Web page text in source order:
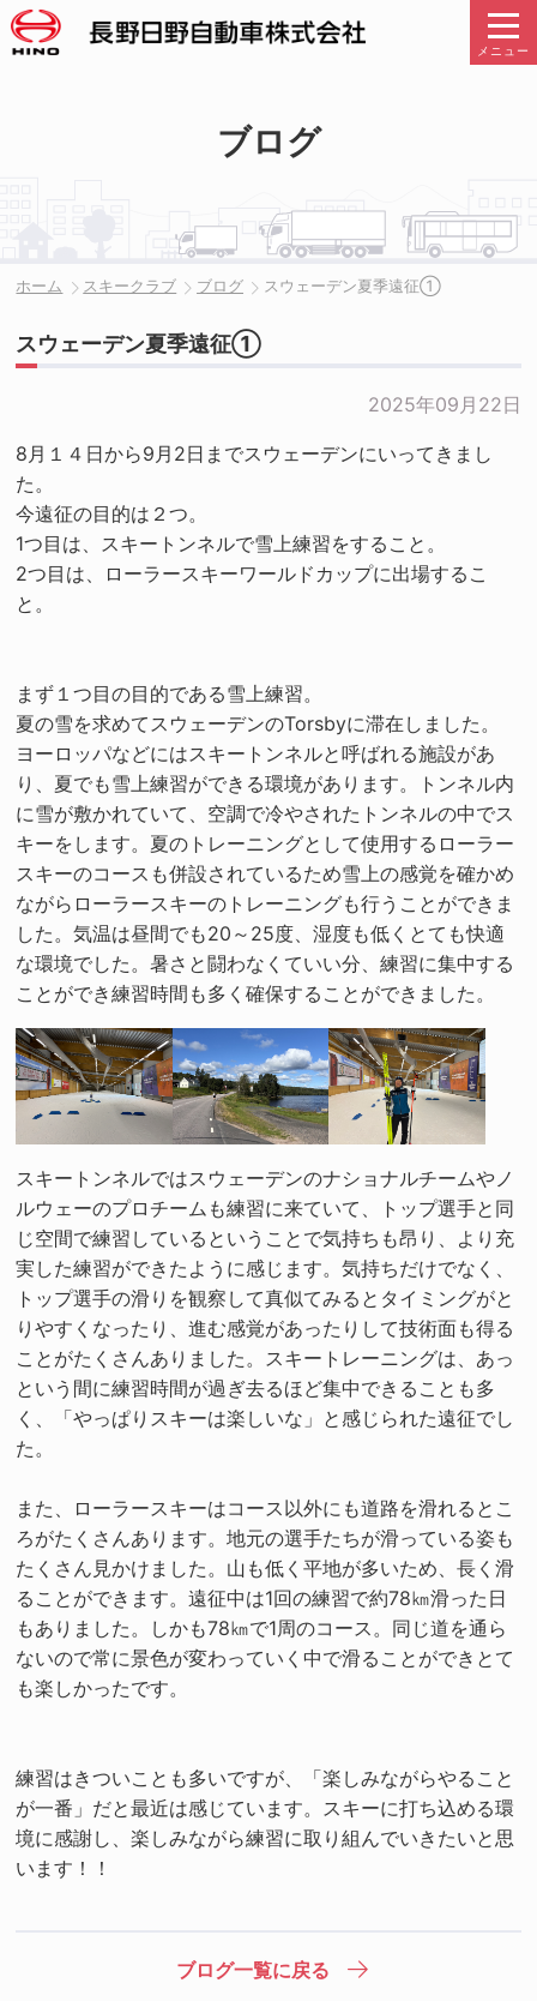
メニュー
ブログ
ホーム スキークラブ ブログ スウェーデン夏季遠征①
スウェーデン夏季遠征①
2025年09月22日
8月１４日から9月2日までスウェーデンにいってきまし
た。
今遠征の目的は２つ。
1つ目は、スキートンネルで雪上練習をすること。
2つ目は、ローラースキーワールドカップに出場するこ
と。
まず１つ目の目的である雪上練習。
夏の雪を求めてスウェーデンのTorsbyに滞在しました。
ヨーロッパなどにはスキートンネルと呼ばれる施設があ
り、夏でも雪上練習ができる環境があります。トンネル内
に雪が敷かれていて、空調で冷やされたトンネルの中でス
キーをします。夏のトレーニングとして使用するローラー
スキーのコースも併設されているため雪上の感覚を確かめ
ながらローラースキーのトレーニングも行うことができま
した。気温は昼間でも20～25度、湿度も低くとても快適
な環境でした。暑さと闘わなくていい分、練習に集中する
ことができ練習時間も多く確保することができました。
スキートンネルではスウェーデンのナショナルチームやノ
ルウェーのプロチームも練習に来ていて、トップ選手と同
じ空間で練習しているということで気持ちも昂り、より充
実した練習ができたように感じます。気持ちだけでなく、
トップ選手の滑りを観察して真似てみるとタイミングがと
りやすくなったり、進む感覚があったりして技術面も得る
ことがたくさんありました。スキートレーニングは、あっ
という間に練習時間が過ぎ去るほど集中できることも多
く、「やっぱりスキーは楽しいな」と感じられた遠征でし
た。
また、ローラースキーはコース以外にも道路を滑れるとこ
ろがたくさんあります。地元の選手たちが滑っている姿も
たくさん見かけました。山も低く平地が多いため、長く滑
ることができます。遠征中は1回の練習で約78㎞滑った日
もありました。しかも78㎞で1周のコース。同じ道を通ら
ないので常に景色が変わっていく中で滑ることができとて
も楽しかったです。
練習はきついことも多いですが、「楽しみながらやること
が一番」だと最近は感じています。スキーに打ち込める環
境に感謝し、楽しみながら練習に取り組んでいきたいと思
います！！
ブログ一覧に戻る